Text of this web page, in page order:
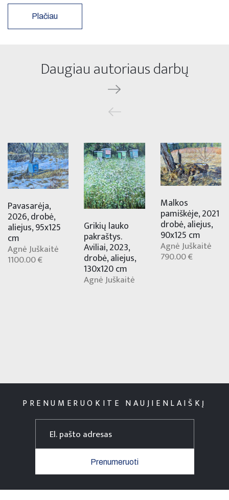
Plačiau
Daugiau autoriaus darbų
Pavasarėja,
2026, drobė,
aliejus, 95x125
cm
Agnė Juškaitė
1100.00 €
Grikių lauko
pakraštys.
Aviliai, 2023,
drobė, aliejus,
130x120 cm
Agnė Juškaitė
Malkos
pamiškėje, 2021
drobė, aliejus,
90x125 cm
Agnė Juškaitė
790.00 €
PRENUMERUOKITE NAUJIENLAIŠKĮ
Prenumeruoti